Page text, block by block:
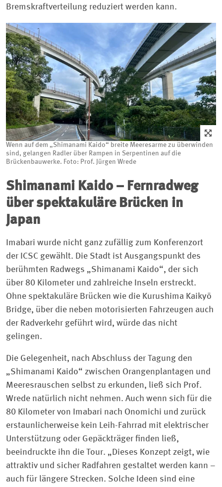
Bremskraftverteilung reduziert werden kann.
Wenn auf dem „Shimanami Kaido“ breite Meeresarme zu überwinden
sind, gelangen Radler über Rampen in Serpentinen auf die
Brückenbauwerke. Foto: Prof. Jürgen Wrede
Shimanami Kaido – Fernradweg
über spektakuläre Brücken in
Japan
Imabari wurde nicht ganz zufällig zum Konferenzort
der ICSC gewählt. Die Stadt ist Ausgangspunkt des
berühmten Radwegs „Shimanami Kaido“, der sich
über 80 Kilometer und zahlreiche Inseln erstreckt.
Ohne spektakuläre Brücken wie die Kurushima Kaikyō
Bridge, über die neben motorisierten Fahrzeugen auch
der Radverkehr geführt wird, würde das nicht
gelingen.
Die Gelegenheit, nach Abschluss der Tagung den
„Shimanami Kaido“ zwischen Orangenplantagen und
Meeresrauschen selbst zu erkunden, ließ sich Prof.
Wrede natürlich nicht nehmen. Auch wenn sich für die
80 Kilometer von Imabari nach Onomichi und zurück
erstaunlicherweise kein Leih-Fahrrad mit elektrischer
Unterstützung oder Gepäckträger finden ließ,
beeindruckte ihn die Tour. „Dieses Konzept zeigt, wie
attraktiv und sicher Radfahren gestaltet werden kann –
auch für längere Strecken. Solche Ideen sind eine